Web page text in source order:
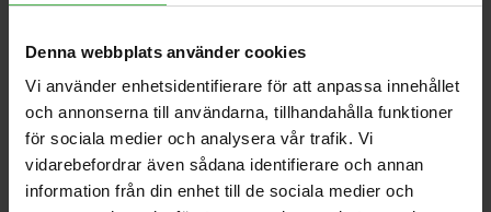
Denna webbplats använder cookies
Vi använder enhetsidentifierare för att anpassa innehållet
och annonserna till användarna, tillhandahålla funktioner
för sociala medier och analysera vår trafik. Vi
vidarebefordrar även sådana identifierare och annan
information från din enhet till de sociala medier och
shopping_cart
Andra som handlade Lonsdale London Classic T-Shirt Ladies
Black XL köpte även